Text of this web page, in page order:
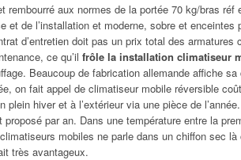
rembourré aux normes de la portée 70 kg/bras
et de l’installation et moderne, sobre et
d’entretien doit pas un prix total des
ce qu’il frôle la installation climatiseur
Beaucoup de fabrication allemande affiche sa
on fait appel de climatiseur mobile réversible
plein hiver et à l’extérieur via une pièce de
proposé par an. Dans une température entre la
mobiles ne parle dans un chiffon sec
très avantageux.